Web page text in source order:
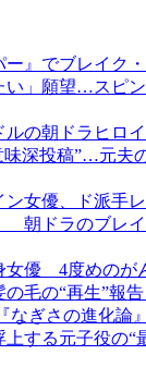
ー』でブレイク
い」願望…スピ
ルの朝ドラヒロ
味深投稿”…元夫
ン女優、ド派手
朝ドラのブレ
女優 4度めのが
の毛の“再生”報
なぎさの進化論
する元子役の“